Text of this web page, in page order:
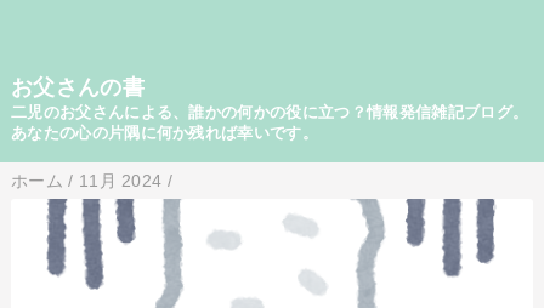
お父さんの書
二児のお父さんによる、誰かの何かの役に立つ？情報発信雑記ブログ。
あなたの心の片隅に何か残れば幸いです。
ホーム / 11月 2024 /